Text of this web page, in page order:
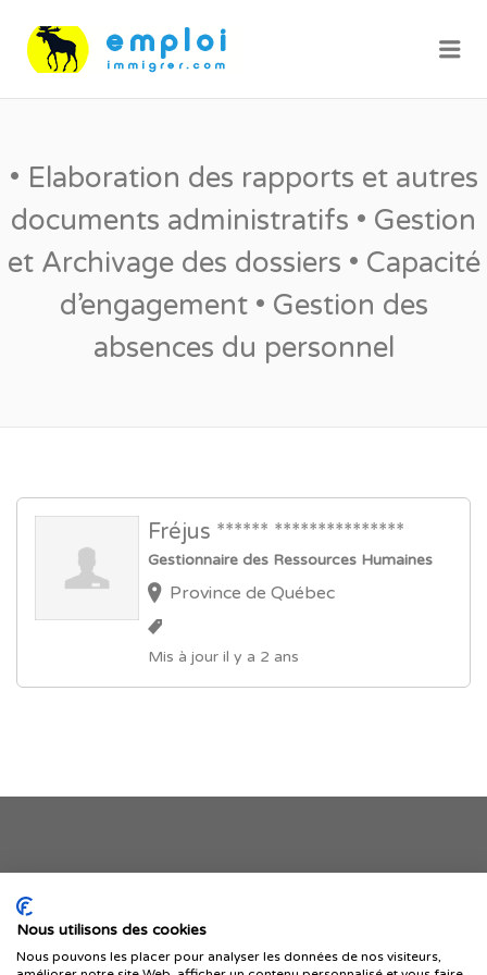
• Elaboration des rapports et autres
documents administratifs • Gestion
et Archivage des dossiers • Capacité
d’engagement • Gestion des
absences du personnel
Fréjus ****** ***************
Gestionnaire des Ressources Humaines
Province de Québec
Mis à jour il y a 2 ans
Je publie mon offre
Nous utilisons des cookies
Nous pouvons les placer pour analyser les données de nos visiteurs,